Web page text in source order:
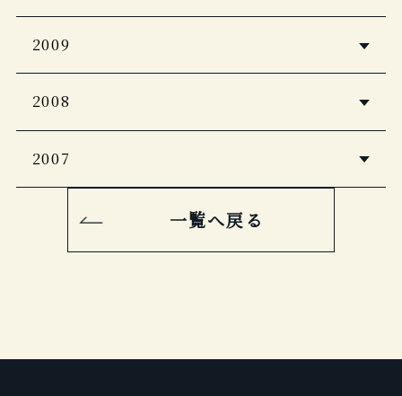
Grazia
2011年12月号
婦人画報
2011年12月号
2011年11月号
CREA Traveller
じゃらん スゴい！温泉宿
＜完全保存版・関東版＞2011
商店建築
2009
商店建築
月刊ホテル旅館
2009年12月号
Discover Japan Travel Vol.2
2009年
2008
月刊ホテル旅館
婦人画報
2008年10月号
月刊ホテル旅館
2007
商店建築
一覧へ戻る